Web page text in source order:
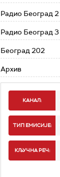
Радио Београд 2
Радио Београд 3
Београд 202
Архив
КАНАЛ:
ТИП ЕМИСИЈЕ:
КЉУЧНА РЕЧ: